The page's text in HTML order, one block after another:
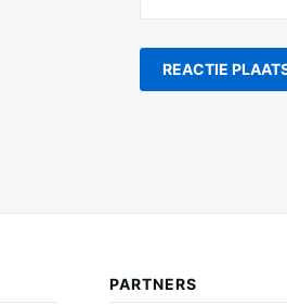
PARTNERS